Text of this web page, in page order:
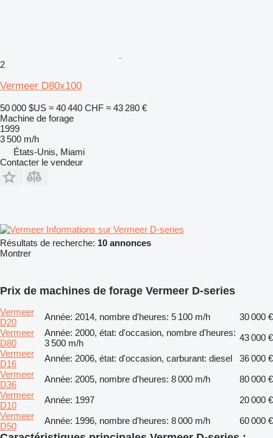
2
Vermeer D80x100
50 000 $US ≈ 40 440 CHF ≈ 43 280 €
Machine de forage
1999
3 500 m/h
États-Unis, Miami
Contacter le vendeur
Informations sur Vermeer D-series
Résultats de recherche: 10 annonces
Montrer
Prix de machines de forage Vermeer D-series
Vermeer
D20
Année: 2014, nombre d'heures: 5 100 m/h
30 000 €
Vermeer
D80
Année: 2000, état: d'occasion, nombre d'heures:
3 500 m/h
43 000 €
Vermeer
D16
Année: 2006, état: d'occasion, carburant: diesel
36 000 €
Vermeer
D36
Année: 2005, nombre d'heures: 8 000 m/h
80 000 €
Vermeer
D10
Année: 1997
20 000 €
Vermeer
D50
Année: 1996, nombre d'heures: 8 000 m/h 60 000 €